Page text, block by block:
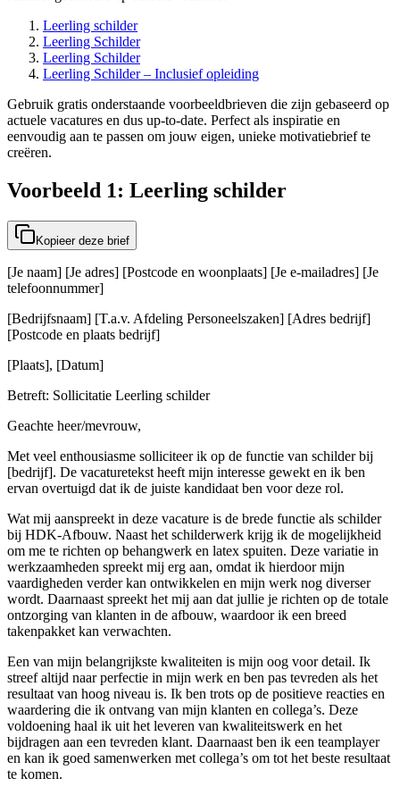
Leerling schilder
Leerling Schilder
Leerling Schilder
Leerling Schilder – Inclusief opleiding
Gebruik gratis onderstaande voorbeeldbrieven die zijn gebaseerd op
actuele vacatures en dus up-to-date. Perfect als inspiratie en
eenvoudig aan te passen om jouw eigen, unieke motivatiebrief te
creëren.
Voorbeeld 1: Leerling schilder
Kopieer deze brief
[Je naam] [Je adres] [Postcode en woonplaats] [Je e-mailadres] [Je
telefoonnummer]
[Bedrijfsnaam] [T.a.v. Afdeling Personeelszaken] [Adres bedrijf]
[Postcode en plaats bedrijf]
[Plaats], [Datum]
Betreft: Sollicitatie Leerling schilder
Geachte heer/mevrouw,
Met veel enthousiasme solliciteer ik op de functie van schilder bij
[bedrijf]. De vacaturetekst heeft mijn interesse gewekt en ik ben
ervan overtuigd dat ik de juiste kandidaat ben voor deze rol.
Wat mij aanspreekt in deze vacature is de brede functie als schilder
bij HDK-Afbouw. Naast het schilderwerk krijg ik de mogelijkheid
om me te richten op behangwerk en latex spuiten. Deze variatie in
werkzaamheden spreekt mij erg aan, omdat ik hierdoor mijn
vaardigheden verder kan ontwikkelen en mijn werk nog diverser
wordt. Daarnaast spreekt het mij aan dat jullie je richten op de totale
ontzorging van klanten in de afbouw, waardoor ik een breed
takenpakket kan verwachten.
Een van mijn belangrijkste kwaliteiten is mijn oog voor detail. Ik
streef altijd naar perfectie in mijn werk en ben pas tevreden als het
resultaat van hoog niveau is. Ik ben trots op de positieve reacties en
waardering die ik ontvang van mijn klanten en collega’s. Deze
voldoening haal ik uit het leveren van kwaliteitswerk en het
bijdragen aan een tevreden klant. Daarnaast ben ik een teamplayer
en kan ik goed samenwerken met collega’s om tot het beste resultaat
te komen.